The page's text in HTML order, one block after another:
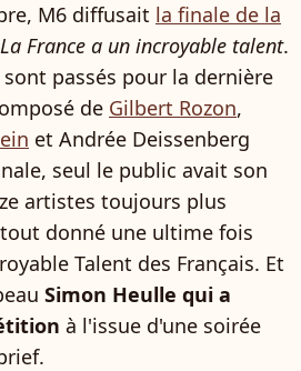
M6 diffusait la finale de la
La France a un incroyable talent.
passés pour la dernière
de Gilbert Rozon,
et Andrée Deissenberg
seul le public avait son
artistes toujours plus
donné une ultime fois
Talent des Français. Et
Simon Heulle qui a
à l'issue d'une soirée